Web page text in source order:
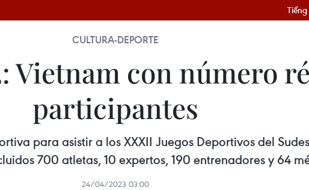
CULTURA-DEPORTE
Vietnam con número
participantes
para asistir a los XXXII Juegos Deportivos del
700 atletas, 10 expertos, 190 entrenadores y 64
24/04/2023 03:00